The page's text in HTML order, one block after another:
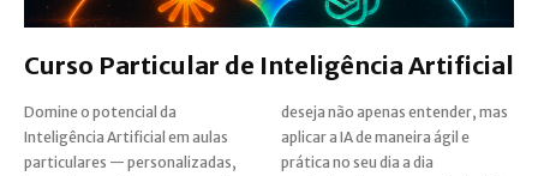
Curso Particular de Inteligência Artificial
Domine o potencial da
Inteligência Artificial em aulas
particulares — personalizadas,
deseja não apenas entender, mas
aplicar a IA de maneira ágil e
prática no seu dia a dia